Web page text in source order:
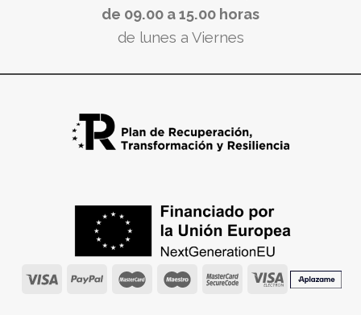
de 09.00 a 15.00 horas
de lunes a Viernes